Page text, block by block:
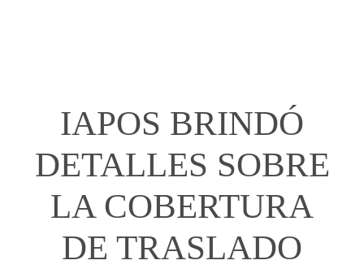
IAPOS BRINDÓ
DETALLES SOBRE
LA COBERTURA
DE TRASLADO